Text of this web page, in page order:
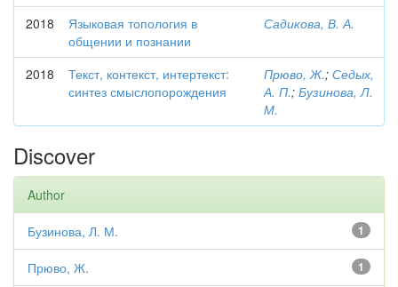
2018
Языковая топология в
общении и познании
Садикова, В. А.
2018
Текст, контекст, интертекст:
синтез смыслопорождения
Прюво, Ж.; Седых,
А. П.; Бузинова, Л.
М.
Discover
Author
1
Бузинова, Л. М.
1
Прюво, Ж.